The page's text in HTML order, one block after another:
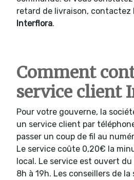
retard de livraison, contactez
Interflora.
Comment
service client
Pour votre gouverne, la
un service client par
passer un coup de fil au
Le service coûte 0,20€ la
local. Le service est ouvert
8h à 19h. Les conseillers de